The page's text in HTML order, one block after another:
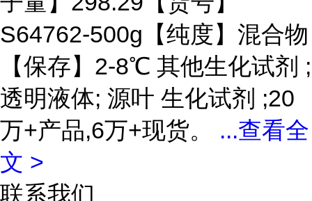
S64762-500g【纯度】混合物
【保存】2-8℃ 其他生化试剂 ;
透明液体; 源叶 生化试剂 ;20
万+产品,6万+现货。 ...查看全
文 >
联系我们